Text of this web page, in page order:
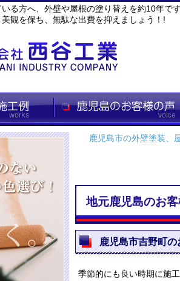
る方へ、外壁や屋根の塗り替えを約10年で
観を保ち、無駄な出費を抑えましょう！!
鹿児島市の外壁塗装、
地元鹿児島のお
鹿児島市吉野町
季節的にも良い時期に施